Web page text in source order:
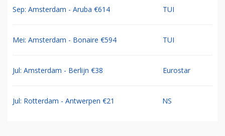
Sep: Amsterdam - Aruba €614 TUI
Mei: Amsterdam - Bonaire €594 TUI
Jul: Amsterdam - Berlijn €38 Eurostar
Jul: Rotterdam - Antwerpen €21 NS